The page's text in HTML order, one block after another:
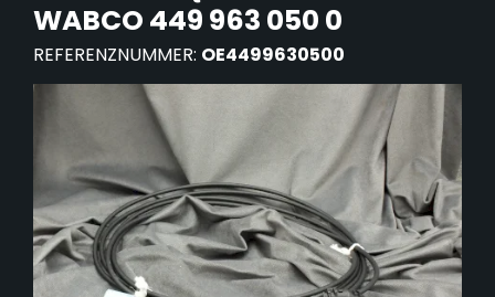
WABCO 449 963 050 0
REFERENZNUMMER: OE4499630500